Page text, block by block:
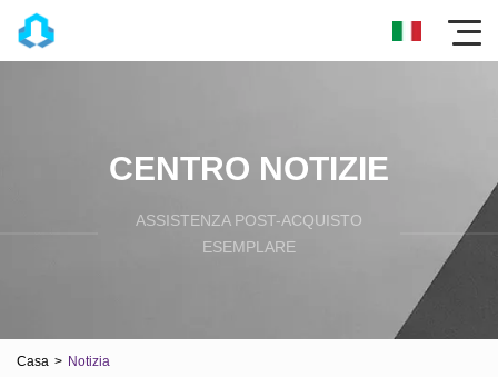
CENTRO NOTIZIE
ASSISTENZA POST-ACQUISTO
ESEMPLARE
Casa > Notizia